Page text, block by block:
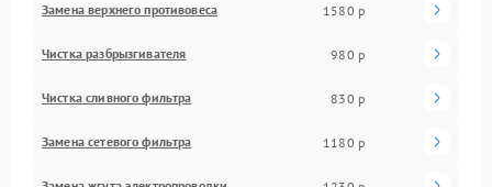
Замена верхнего противовеса 1580 р
Чистка разбрызгивателя 980 р
Чистка сливного фильтра 830 р
Замена сетевого фильтра 1180 р